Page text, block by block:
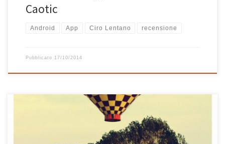
Caotic
Android App Ciro Lentano recensione
Pubblicato 17/10/2014
Mentre oggi pomeriggio il brano I cerchi degli alberi passava su